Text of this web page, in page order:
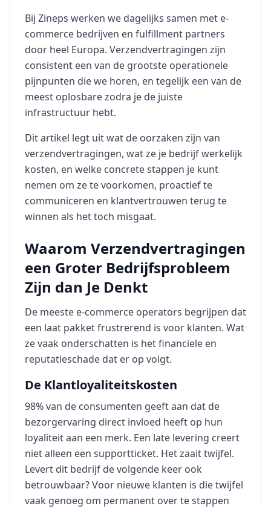
Bij Zineps werken we dagelijks samen met e-
commerce bedrijven en fulfillment partners
door heel Europa. Verzendvertragingen zijn
consistent een van de grootste operationele
pijnpunten die we horen, en tegelijk een van de
meest oplosbare zodra je de juiste
infrastructuur hebt.
Dit artikel legt uit wat de oorzaken zijn van
verzendvertragingen, wat ze je bedrijf werkelijk
kosten, en welke concrete stappen je kunt
nemen om ze te voorkomen, proactief te
communiceren en klantvertrouwen terug te
winnen als het toch misgaat.
Waarom Verzendvertragingen
een Groter Bedrijfsprobleem
Zijn dan Je Denkt
De meeste e-commerce operators begrijpen dat
een laat pakket frustrerend is voor klanten. Wat
ze vaak onderschatten is het financiele en
reputatieschade dat er op volgt.
De Klantloyaliteitskosten
98% van de consumenten geeft aan dat de
bezorgervaring direct invloed heeft op hun
loyaliteit aan een merk. Een late levering creert
niet alleen een supportticket. Het zaait twijfel.
Levert dit bedrijf de volgende keer ook
betrouwbaar? Voor nieuwe klanten is die twijfel
vaak genoeg om permanent over te stappen